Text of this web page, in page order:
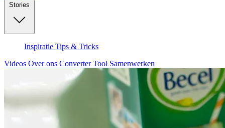
Inspiratie Tips & Tricks
Videos Over ons Converter Tool Samenwerken